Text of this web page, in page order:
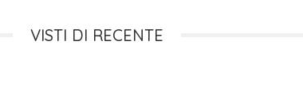
VISTI DI RECENTE